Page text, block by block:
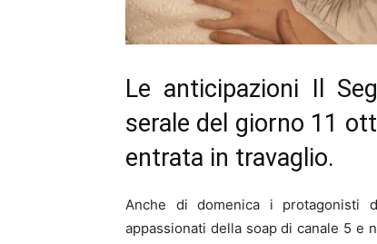
Le anticipazioni Il
serale del giorno 11
entrata in travaglio.
Anche di domenica i protagonisti
appassionati della soap di canale 5 e